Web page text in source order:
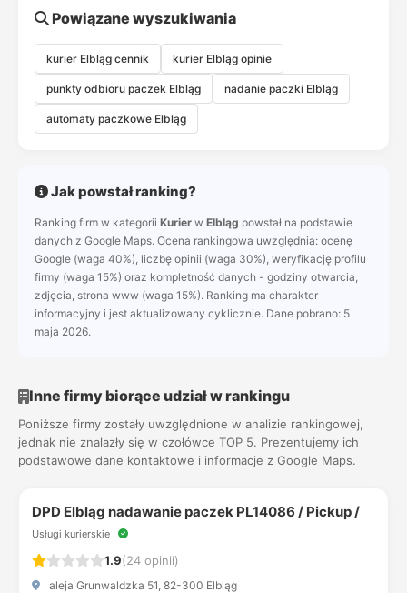
Powiązane wyszukiwania
kurier Elbląg cennik kurier Elbląg opinie
punkty odbioru paczek Elbląg nadanie paczki Elbląg
automaty paczkowe Elbląg
Jak powstał ranking?
Ranking firm w kategorii Kurier w Elbląg powstał na podstawie
danych z Google Maps. Ocena rankingowa uwzględnia: ocenę
Google (waga 40%), liczbę opinii (waga 30%), weryfikację profilu
firmy (waga 15%) oraz kompletność danych - godziny otwarcia,
zdjęcia, strona www (waga 15%). Ranking ma charakter
informacyjny i jest aktualizowany cyklicznie. Dane pobrano: 5
maja 2026.
Inne firmy biorące udział w rankingu
Poniższe firmy zostały uwzględnione w analizie rankingowej,
jednak nie znalazły się w czołówce TOP 5. Prezentujemy ich
podstawowe dane kontaktowe i informacje z Google Maps.
DPD Elbląg nadawanie paczek PL14086 / Pickup /
Usługi kurierskie
1.9(24 opinii)
aleja Grunwaldzka 51, 82-300 Elbląg